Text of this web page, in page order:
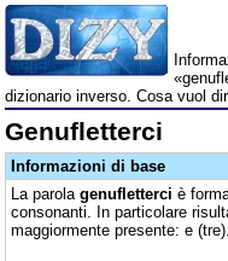
dizionario inverso. Cosa vuol
Genufletterci
Informazioni di base
La parola genufletterci è
consonanti. In particolare
maggiormente presente: e (tre).